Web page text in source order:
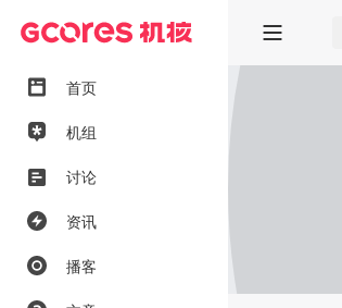
首页
机组
讨论
资讯
播客